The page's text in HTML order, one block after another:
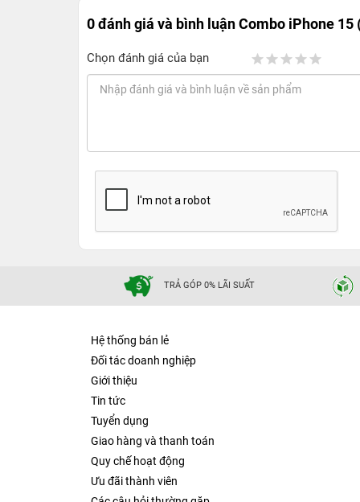
0 đánh giá và bình luậnCombo iPhone 15
Chọn đánh giá của bạn
TRẢ GÓP 0% LÃI SUẤT
Hệ thống bán lẻ
Đối tác doanh nghiệp
Giới thiệu
Tin tức
Tuyển dụng
Giao hàng và thanh toán
Quy chế hoạt động
Ưu đãi thành viên